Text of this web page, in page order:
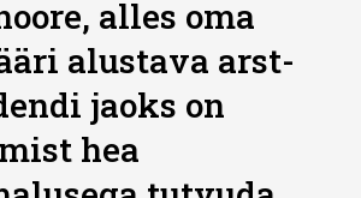
alles oma
alustava arst-
jaoks on
hea